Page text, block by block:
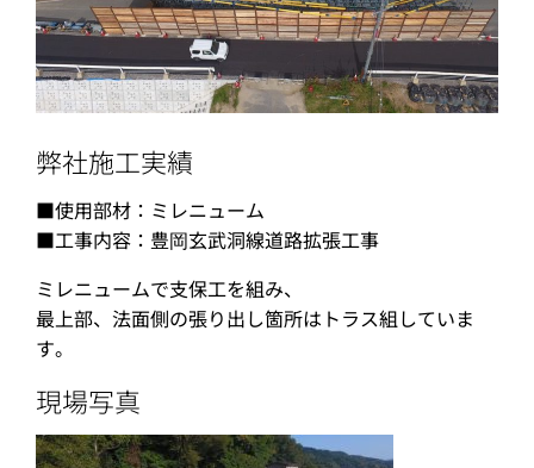
弊社施工実績
■使用部材：ミレニューム
■工事内容：豊岡玄武洞線道路拡張工事
ミレニュームで支保工を組み、
最上部、法面側の張り出し箇所はトラス組していま
す。
現場写真